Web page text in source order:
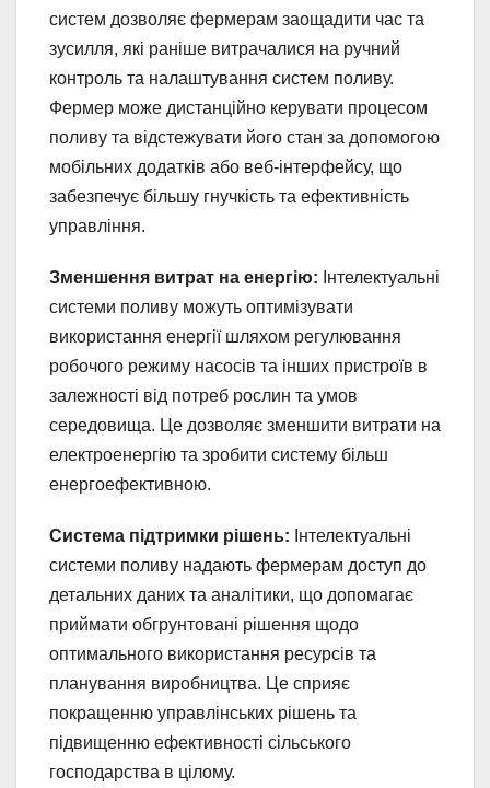
систем дозволяє фермерам заощадити час та
зусилля, які раніше витрачалися на ручний
контроль та налаштування систем поливу.
Фермер може дистанційно керувати процесом
поливу та відстежувати його стан за допомогою
мобільних додатків або веб-інтерфейсу, що
забезпечує більшу гнучкість та ефективність
управління.
Зменшення витрат на енергію: Інтелектуальні
системи поливу можуть оптимізувати
використання енергії шляхом регулювання
робочого режиму насосів та інших пристроїв в
залежності від потреб рослин та умов
середовища. Це дозволяє зменшити витрати на
електроенергію та зробити систему більш
енергоефективною.
Система підтримки рішень: Інтелектуальні
системи поливу надають фермерам доступ до
детальних даних та аналітики, що допомагає
приймати обгрунтовані рішення щодо
оптимального використання ресурсів та
планування виробництва. Це сприяє
покращенню управлінських рішень та
підвищенню ефективності сільського
господарства в цілому.